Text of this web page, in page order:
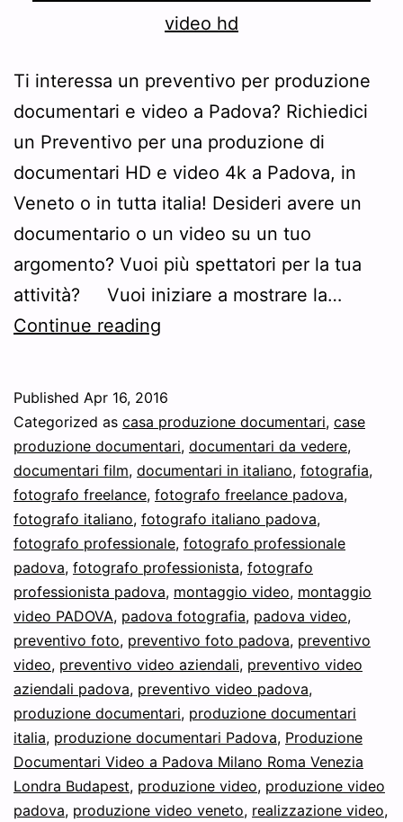
Ti interessa un preventivo per produzione
documentari e video a Padova? Richiedici
un Preventivo per una produzione di
documentari HD e video 4k a Padova, in
Veneto o in tutta italia! Desideri avere un
documentario o un video su un tuo
argomento? Vuoi più spettatori per la tua
attività? Vuoi iniziare a mostrare la…
Continue reading
e
video
Padova
Published Apr 16, 2016
Categorized as casa produzione documentari, case
produzione documentari, documentari da vedere,
documentari film, documentari in italiano, fotografia,
fotografo freelance, fotografo freelance padova,
fotografo italiano, fotografo italiano padova,
fotografo professionale, fotografo professionale
padova, fotografo professionista, fotografo
professionista padova, montaggio video, montaggio
video PADOVA, padova fotografia, padova video,
preventivo foto, preventivo foto padova, preventivo
video, preventivo video aziendali, preventivo video
aziendali padova, preventivo video padova,
produzione documentari, produzione documentari
italia, produzione documentari Padova, Produzione
Documentari Video a Padova Milano Roma Venezia
Londra Budapest, produzione video, produzione video
padova, produzione video veneto, realizzazione video,